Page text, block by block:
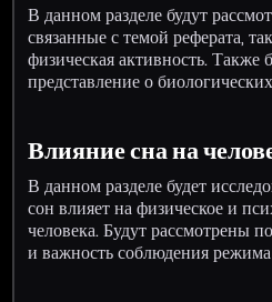
В данном разделе будут
связанные с темой реферата,
физическая активность. Также
представление о
Влияние сна на
В данном разделе будет
сон влияет на физическое и
человека. Будут рассмотрены
и важность соблюдения